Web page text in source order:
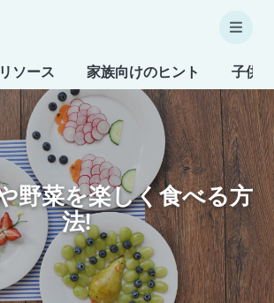
ソース 家族向けのヒント 子供
野菜を楽しく食べる方
法!